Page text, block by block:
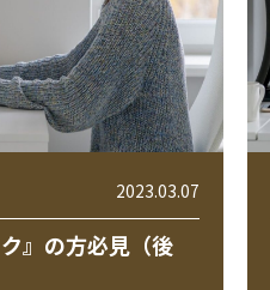
2023.03.07
』の方必見（後